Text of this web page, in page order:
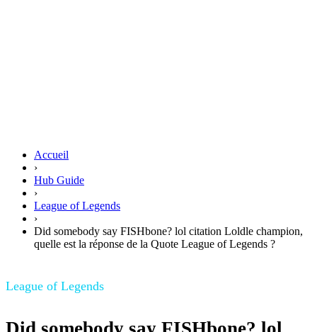
Accueil
›
Hub Guide
›
League of Legends
›
Did somebody say FISHbone? lol citation Loldle champion,
quelle est la réponse de la Quote League of Legends ?
League of Legends